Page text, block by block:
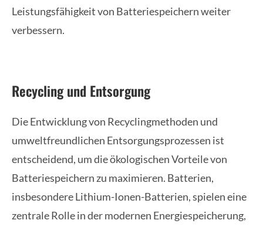
Leistungsfähigkeit von Batteriespeichern weiter
verbessern.
Recycling und Entsorgung
Die Entwicklung von Recyclingmethoden und
umweltfreundlichen Entsorgungsprozessen ist
entscheidend, um die ökologischen Vorteile von
Batteriespeichern zu maximieren. Batterien,
insbesondere Lithium-Ionen-Batterien, spielen eine
zentrale Rolle in der modernen Energiespeicherung,